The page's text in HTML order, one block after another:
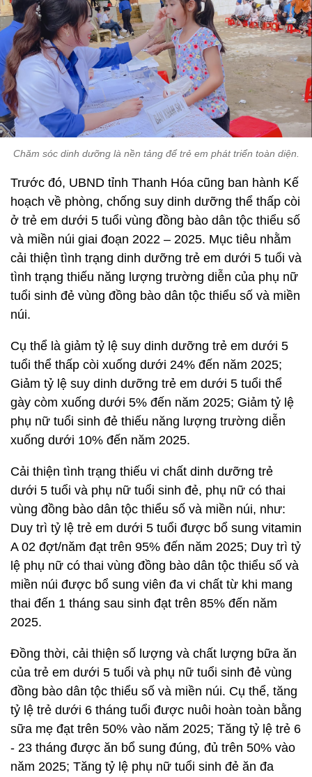
Chăm sóc dinh dưỡng là nền tảng để trẻ em phát triển toàn diện.
Trước đó, UBND tỉnh Thanh Hóa cũng ban hành Kế
hoạch về phòng, chống suy dinh dưỡng thể thấp còi
ở trẻ em dưới 5 tuổi vùng đồng bào dân tộc thiểu số
và miền núi giai đoạn 2022 – 2025. Mục tiêu nhằm
cải thiện tình trạng dinh dưỡng trẻ em dưới 5 tuổi và
tình trạng thiếu năng lượng trường diễn của phụ nữ
tuổi sinh đẻ vùng đồng bào dân tộc thiểu số và miền
núi.
Cụ thể là giảm tỷ lệ suy dinh dưỡng trẻ em dưới 5
tuổi thể thấp còi xuống dưới 24% đến năm 2025;
Giảm tỷ lệ suy dinh dưỡng trẻ em dưới 5 tuổi thể
gày còm xuống dưới 5% đến năm 2025; Giảm tỷ lệ
phụ nữ tuổi sinh đẻ thiếu năng lượng trường diễn
xuống dưới 10% đến năm 2025.
Cải thiện tình trạng thiếu vi chất dinh dưỡng trẻ
dưới 5 tuổi và phụ nữ tuổi sinh đẻ, phụ nữ có thai
vùng đồng bào dân tộc thiểu số và miền núi, như:
Duy trì tỷ lệ trẻ em dưới 5 tuổi được bổ sung vitamin
A 02 đợt/năm đạt trên 95% đến năm 2025; Duy trì tỷ
lệ phụ nữ có thai vùng đồng bào dân tộc thiểu số và
miền núi được bổ sung viên đa vi chất từ khi mang
thai đến 1 tháng sau sinh đạt trên 85% đến năm
2025.
Đồng thời, cải thiện số lượng và chất lượng bữa ăn
của trẻ em dưới 5 tuổi và phụ nữ tuổi sinh đẻ vùng
đồng bào dân tộc thiểu số và miền núi. Cụ thể, tăng
tỷ lệ trẻ dưới 6 tháng tuổi được nuôi hoàn toàn bằng
sữa mẹ đạt trên 50% vào năm 2025; Tăng tỷ lệ trẻ 6
- 23 tháng được ăn bổ sung đúng, đủ trên 50% vào
năm 2025; Tăng tỷ lệ phụ nữ tuổi sinh đẻ ăn đa